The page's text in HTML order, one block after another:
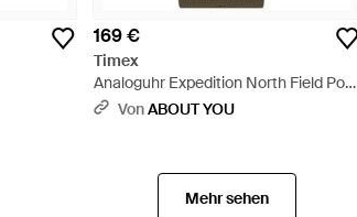
169 €
Timex
Analoguhr Expedition North Field Post
Solar - Schwarz
VonABOUT YOU
Mehr sehen